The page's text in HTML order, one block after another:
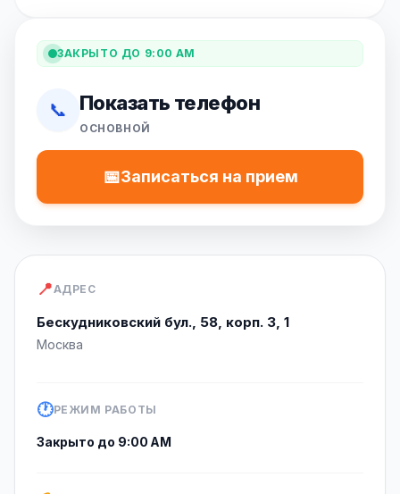
ЗАКРЫТО ДО 9:00 AM
📞 Показать телефон
ОСНОВНОЙ
📅Записаться на прием
📍АДРЕС
Бескудниковский бул., 58, корп. 3, 1
Москва
🕐РЕЖИМ РАБОТЫ
Закрыто до 9:00 AM